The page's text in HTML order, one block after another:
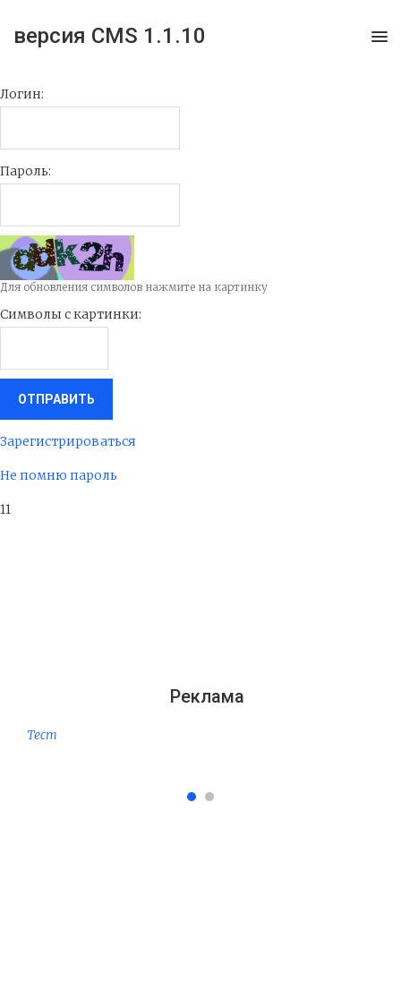
версия CMS 1.1.10
Логин:
Пароль:
Для обновления символов нажмите на картинку
Символы с картинки:
Зарегистрироваться
Не помню пароль
11
Реклама
Тест